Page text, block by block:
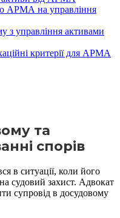
АРМА на управління
з управління активами
критерії для АРМА
та
спорів
в ситуації, коли його
судовий захист. Адвокат
супровід в досудовому